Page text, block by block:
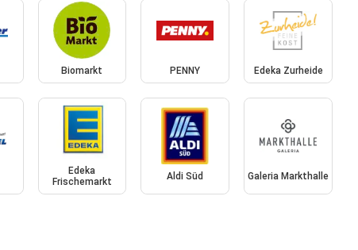
Biomarkt PENNY Edeka Zurheide
Edeka
Frischemarkt
Aldi Süd Galeria Markthalle